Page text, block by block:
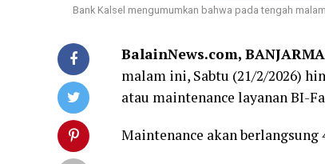
Bank Kalsel mengumumkan bahwa pada tengah
BalainNews.com,
malam ini, Sabtu (21/2/2026)
atau maintenance layanan BI-
Maintenance akan berlangsung